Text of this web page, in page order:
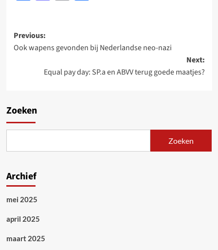
Post
navigation
Previous:
Ook wapens gevonden bij Nederlandse neo-nazi
Next:
Equal pay day: SP.a en ABVV terug goede maatjes?
Zoeken
Zoeken
Archief
mei 2025
april 2025
maart 2025